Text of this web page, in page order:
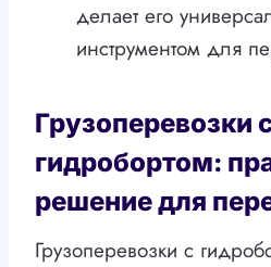
делает его
инструментом для
Грузоперевозки
гидробортом:
решение для
Грузоперевозки с